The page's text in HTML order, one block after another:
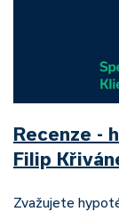
Recenze -
Filip
Zvažujete